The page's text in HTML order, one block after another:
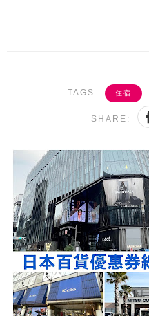
TAGS: 住宿
SHARE: